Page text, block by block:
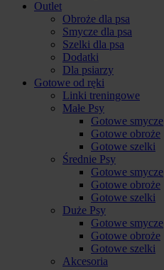
Outlet
Obroże dla psa
Smycze dla psa
Szelki dla psa
Dodatki
Dla psiarzy
Gotowe od ręki
Linki treningowe
Małe Psy
Gotowe smycze
Gotowe obroże
Gotowe szelki
Średnie Psy
Gotowe smycze
Gotowe obroże
Gotowe szelki
Duże Psy
Gotowe smycze
Gotowe obroże
Gotowe szelki
Akcesoria